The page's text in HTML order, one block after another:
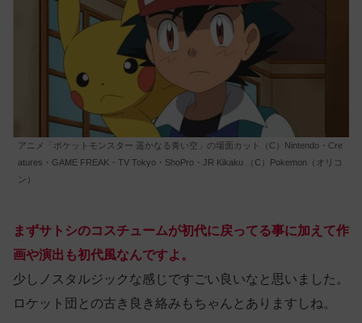
アニメ「ポケットモンスター 遥かなる青い空」の場面カット（C）Nintendo・Cre
atures・GAME FREAK・TV Tokyo・ShoPro・JR Kikaku （C）Pokemon（オリコ
ン）
まずサトシのコスチュームが初代に戻ってる事に加えて作
画や演出も初代風なんですよ。
少しノスタルジックな感じですごい良いなと思いました。
ロケット団との古き良き絡みもちゃんとありますしね。